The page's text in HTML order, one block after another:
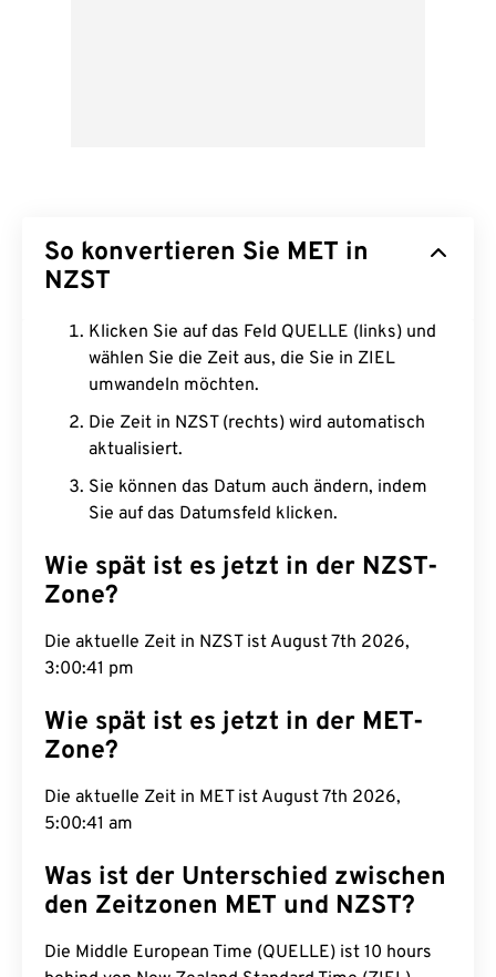
So konvertieren Sie MET in
NZST
Klicken Sie auf das Feld QUELLE (links) und
wählen Sie die Zeit aus, die Sie in ZIEL
umwandeln möchten.
Die Zeit in NZST (rechts) wird automatisch
aktualisiert.
Sie können das Datum auch ändern, indem
Sie auf das Datumsfeld klicken.
Wie spät ist es jetzt in der NZST-
Zone?
Die aktuelle Zeit in NZST ist August 7th 2026,
3:00:42 pm
Wie spät ist es jetzt in der MET-
Zone?
Die aktuelle Zeit in MET ist August 7th 2026,
5:00:42 am
Was ist der Unterschied zwischen
den Zeitzonen MET und NZST?
Die Middle European Time (QUELLE) ist 10 hours